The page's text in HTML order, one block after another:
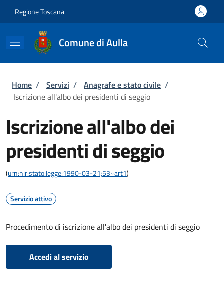
Regione Toscana
Comune di Aulla
Briciole di pane
Home / Servizi / Anagrafe e stato civile /
Iscrizione all'albo dei presidenti di seggio
Iscrizione all'albo dei
presidenti di seggio
(urn:nir:stato:legge:1990-03-21;53~art1)
Servizio attivo
Procedimento di iscrizione all'albo dei presidenti di seggio
Accedi al servizio